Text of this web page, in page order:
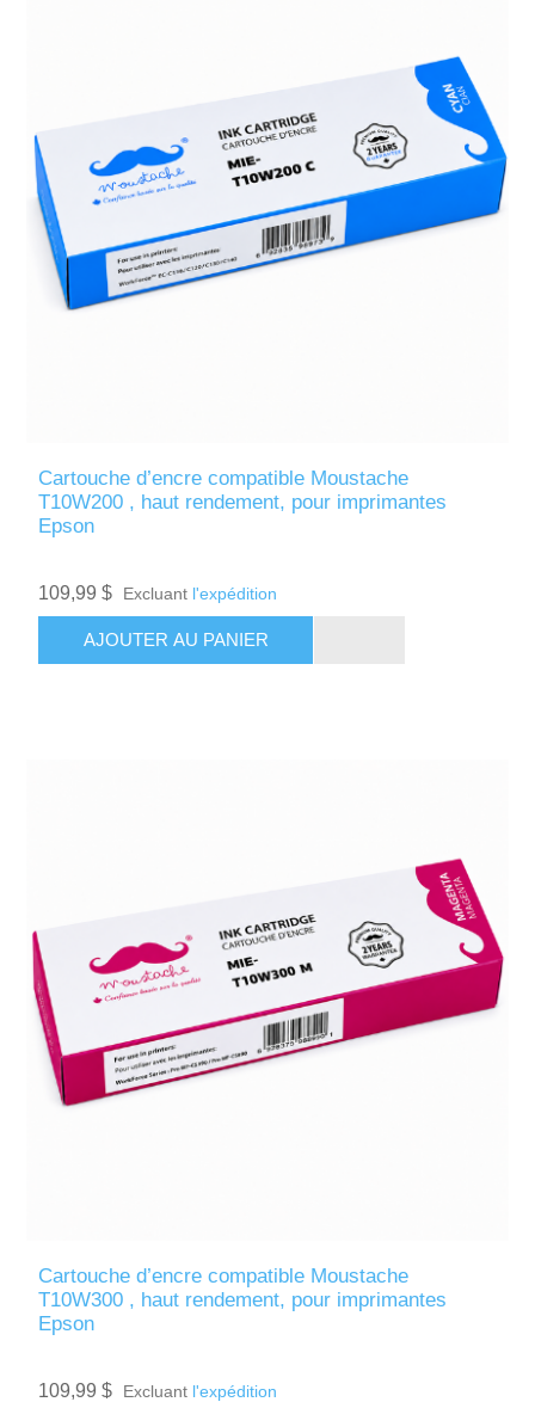
Cartouche d’encre compatible Moustache
T10W200 , haut rendement, pour imprimantes
Epson
109,99 $ Excluant l'expédition
AJOUTER AU PANIER
Cartouche d’encre compatible Moustache
T10W300 , haut rendement, pour imprimantes
Epson
109,99 $ Excluant l'expédition